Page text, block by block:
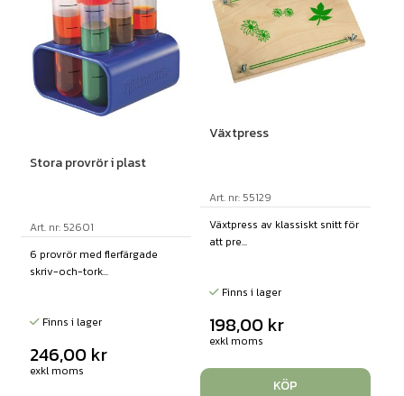
Stora provrör i plast
Art. nr: 52601
6 provrör med flerfärgade
skriv-och-tork...
Finns i lager
246,00 kr
exkl moms
Växtpress
Art. nr: 55129
Växtpress av klassiskt snitt för
att pre...
Finns i lager
198,00 kr
exkl moms
KÖP